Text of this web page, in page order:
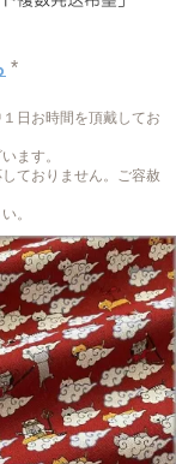
*
日お時間を頂戴してお
ます。
ておりません。ご容赦
。